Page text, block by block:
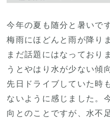
今年の夏も随分と暑いで
梅雨にほどんと雨が降り
まだ話題にはなっており
うとやはり水が少ない傾
先日ドライブしていた時
ないように感じました。
向とのことですが、水不